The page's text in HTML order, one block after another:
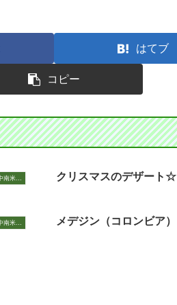
はてブ
コピー
エリカの中南米いまむかし クリスマスのデザート☆
メデジン（コロンビア）